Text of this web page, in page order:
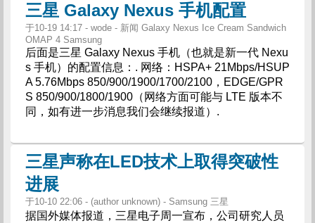
三星 Galaxy Nexus 手机配置
于10-19 14:17 - wode - 新闻 Galaxy Nexus Ice Cream Sandwich
OMAP 4 Samsung
后面是三星 Galaxy Nexus 手机（也就是新一代 Nexu
s 手机）的配置信息：. 网络：HSPA+ 21Mbps/HSUP
A 5.76Mbps 850/900/1900/1700/2100，EDGE/GPR
S 850/900/1800/1900（网络方面可能与 LTE 版本不
同，如有进一步消息我们会继续报道）.
三星声称在LED技术上取得突破性
进展
于10-10 22:06 - (author unknown) - Samsung 三星
据国外媒体报道，三星电子周一宣布，公司研究人员